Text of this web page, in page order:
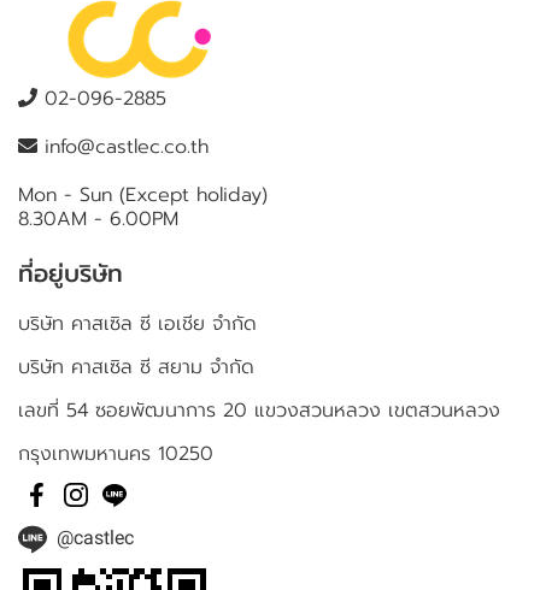
02-096-2885
info@castlec.co.th
Mon - Sun (Except holiday)
8.30AM - 6.00PM
ที่อยู่บริษัท
บริษัท คาสเซิล ซี เอเชีย จำกัด
บริษัท คาสเซิล ซี สยาม จำกัด
เลขที่ 54 ซอยพัฒนาการ 20 แขวงสวนหลวง เขตสวนหลวง
กรุงเทพมหานคร 10250
@castlec